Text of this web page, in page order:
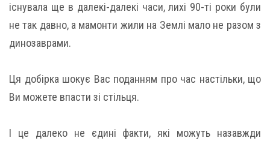
існувала ще в далекі-далекі часи, лихі 90-ті роки були
не так давно, а мамонти жили на Землі мало не разом з
динозаврами.
Ця добірка шокує Вас поданням про час настільки, що
Ви можете впасти зі стільця.
І це далеко не єдині факти, які можуть назавжди